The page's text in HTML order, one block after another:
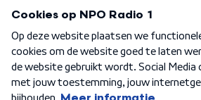
Algemene voorwaarden